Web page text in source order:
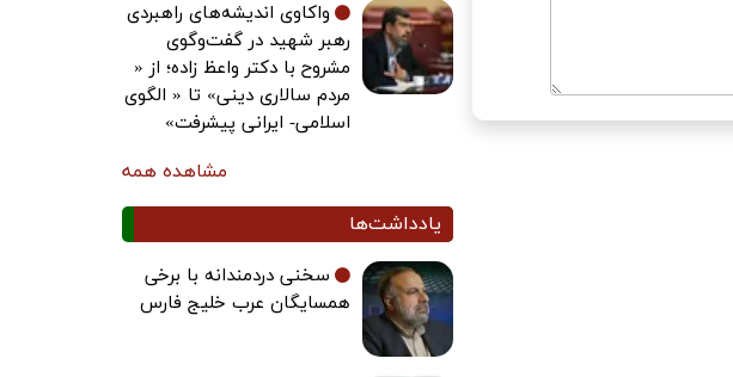
واکاوی اندیشه‌های راهبردی
رهبر شهید در گفت‌وگوی
مشروح با دکتر واعظ زاده؛ از «
مردم سالاری دینی» تا « الگوی
اسلامی- ایرانی پیشرفت»
مشاهده همه
یادداشت‌ها
سخنی دردمندانه با برخی
همسایگان عرب خلیج فارس